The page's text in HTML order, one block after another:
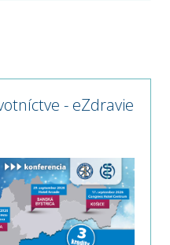
- eZdravie